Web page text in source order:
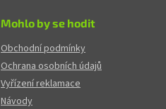
Mohlo by se hodit
Obchodní podmínky
Ochrana osobních údajů
Vyřízení reklamace
Návody